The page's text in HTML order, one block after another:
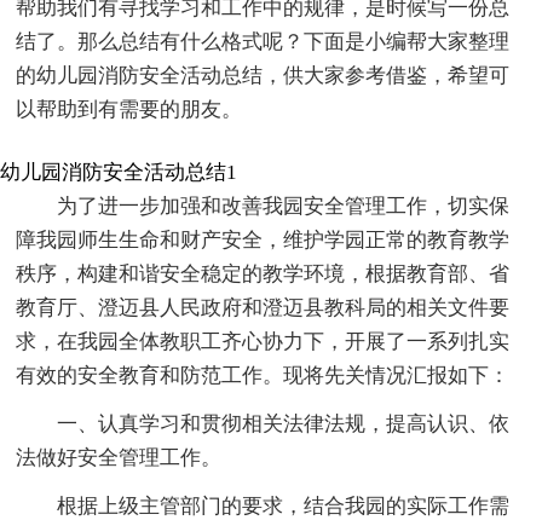
帮助我们有寻找学习和工作中的规律，是时候写一份总
结了。那么总结有什么格式呢？下面是小编帮大家整理
的幼儿园消防安全活动总结，供大家参考借鉴，希望可
以帮助到有需要的朋友。
幼儿园消防安全活动总结1
为了进一步加强和改善我园安全管理工作，切实保
障我园师生生命和财产安全，维护学园正常的教育教学
秩序，构建和谐安全稳定的教学环境，根据教育部、省
教育厅、澄迈县人民政府和澄迈县教科局的相关文件要
求，在我园全体教职工齐心协力下，开展了一系列扎实
有效的安全教育和防范工作。现将先关情况汇报如下：
一、认真学习和贯彻相关法律法规，提高认识、依
法做好安全管理工作。
根据上级主管部门的要求，结合我园的实际工作需